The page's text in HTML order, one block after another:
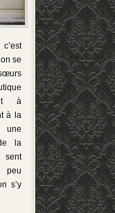
se
à
à la
une
la
peu
s’y